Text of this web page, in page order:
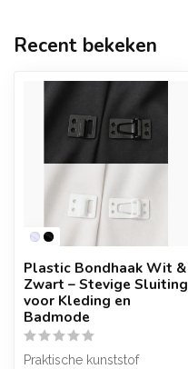
Recent bekeken
Plastic Bondhaak Wit &
Zwart – Stevige Sluiting
voor Kleding en
Badmode
Praktische kunststof